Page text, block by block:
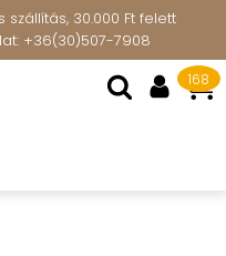
szállítás, 30.000 Ft felett
+36(30)507-7908
168